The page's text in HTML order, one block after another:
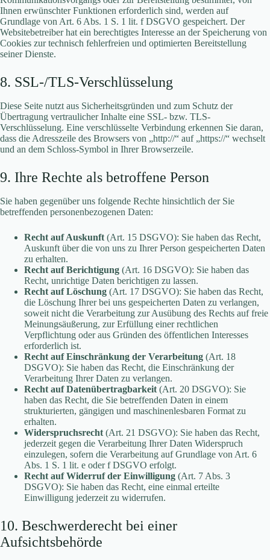
Ihnen erwünschter Funktionen erforderlich sind, werden auf
Grundlage von Art. 6 Abs. 1 S. 1 lit. f DSGVO gespeichert. Der
Websitebetreiber hat ein berechtigtes Interesse an der Speicherung von
Cookies zur technisch fehlerfreien und optimierten Bereitstellung
seiner Dienste.
8. SSL-/TLS-Verschlüsselung
Diese Seite nutzt aus Sicherheitsgründen und zum Schutz der
Übertragung vertraulicher Inhalte eine SSL- bzw. TLS-
Verschlüsselung. Eine verschlüsselte Verbindung erkennen Sie daran,
dass die Adresszeile des Browsers von „http://“ auf „https://“ wechselt
und an dem Schloss-Symbol in Ihrer Browserzeile.
9. Ihre Rechte als betroffene Person
Sie haben gegenüber uns folgende Rechte hinsichtlich der Sie
betreffenden personenbezogenen Daten:
Recht auf Auskunft (Art. 15 DSGVO): Sie haben das Recht,
Auskunft über die von uns zu Ihrer Person gespeicherten Daten
zu erhalten.
Recht auf Berichtigung (Art. 16 DSGVO): Sie haben das
Recht, unrichtige Daten berichtigen zu lassen.
Recht auf Löschung (Art. 17 DSGVO): Sie haben das Recht,
die Löschung Ihrer bei uns gespeicherten Daten zu verlangen,
soweit nicht die Verarbeitung zur Ausübung des Rechts auf freie
Meinungsäußerung, zur Erfüllung einer rechtlichen
Verpflichtung oder aus Gründen des öffentlichen Interesses
erforderlich ist.
Recht auf Einschränkung der Verarbeitung (Art. 18
DSGVO): Sie haben das Recht, die Einschränkung der
Verarbeitung Ihrer Daten zu verlangen.
Recht auf Datenübertragbarkeit (Art. 20 DSGVO): Sie
haben das Recht, die Sie betreffenden Daten in einem
strukturierten, gängigen und maschinenlesbaren Format zu
erhalten.
Widerspruchsrecht (Art. 21 DSGVO): Sie haben das Recht,
jederzeit gegen die Verarbeitung Ihrer Daten Widerspruch
einzulegen, sofern die Verarbeitung auf Grundlage von Art. 6
Abs. 1 S. 1 lit. e oder f DSGVO erfolgt.
Recht auf Widerruf der Einwilligung (Art. 7 Abs. 3
DSGVO): Sie haben das Recht, eine einmal erteilte
Einwilligung jederzeit zu widerrufen.
10. Beschwerderecht bei einer
Aufsichtsbehörde